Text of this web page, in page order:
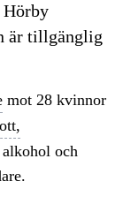
är tillgänglig
mot 28 kvinnor
och